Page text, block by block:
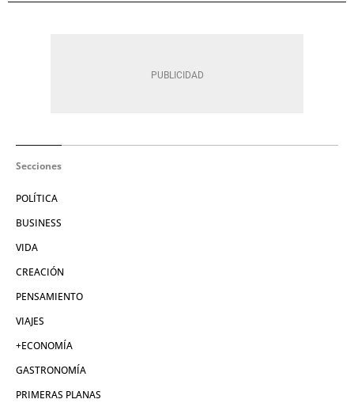
Secciones
POLÍTICA
BUSINESS
VIDA
CREACIÓN
PENSAMIENTO
VIAJES
+ECONOMÍA
GASTRONOMÍA
PRIMERAS PLANAS